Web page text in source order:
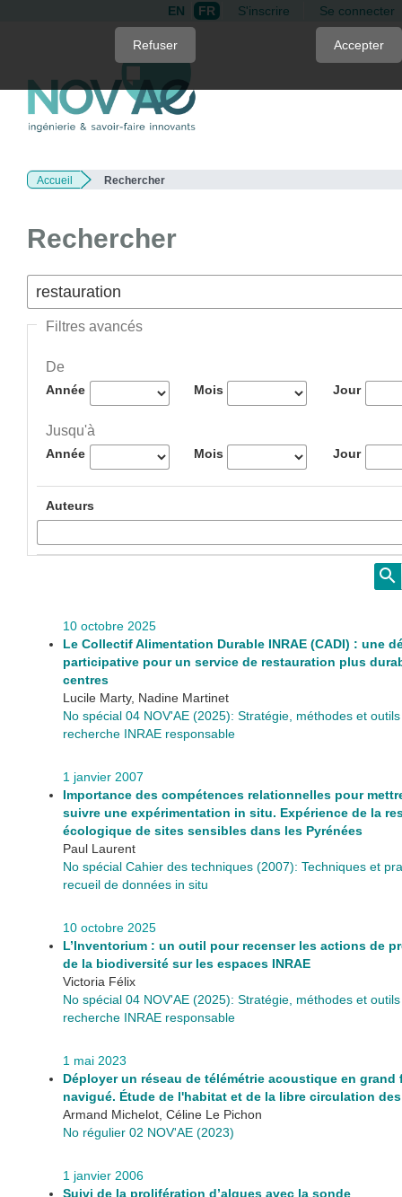
page
content
Navigation
Main
EN FR S'inscrire Se connecter
Accueil Rechercher
Rechercher
Filtres avancés
De
Année Mois Jour
Jusqu'à
Année Mois Jour
Auteurs
10 octobre 2025
Le Collectif Alimentation Durable INRAE (CADI) : une
participative pour un service de restauration plus
centres
Lucile Marty, Nadine Martinet
No spécial 04 NOV'AE (2025): Stratégie, méthodes et
recherche INRAE responsable
1 janvier 2007
Importance des compétences relationnelles pour
suivre une expérimentation in situ. Expérience de la
écologique de sites sensibles dans les Pyrénées
Paul Laurent
No spécial Cahier des techniques (2007): Techniques et
recueil de données in situ
10 octobre 2025
L’Inventorium : un outil pour recenser les actions de
de la biodiversité sur les espaces INRAE
Victoria Félix
No spécial 04 NOV'AE (2025): Stratégie, méthodes et
recherche INRAE responsable
1 mai 2023
Déployer un réseau de télémétrie acoustique en grand
navigué. Étude de l'habitat et de la libre circulation
Armand Michelot, Céline Le Pichon
No régulier 02 NOV'AE (2023)
1 janvier 2006
Suivi de la prolifération d’algues avec la sonde
Refuser Accepter